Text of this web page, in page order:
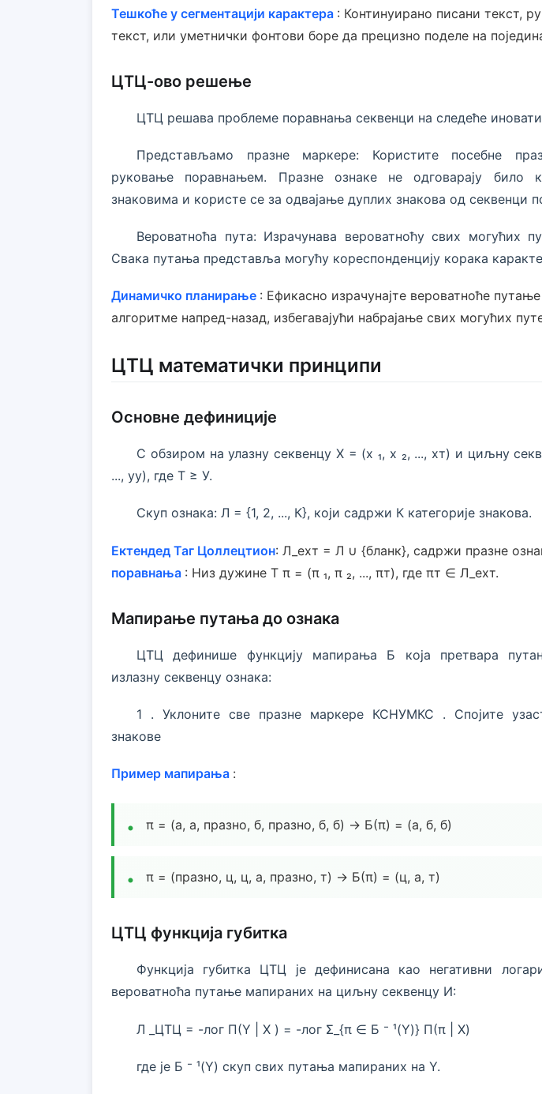
Тешкоће у сегментацији карактера : Континуирано писани текст,
текст, или уметнички фонтови боре да прецизно поделе на
ЦТЦ-ово решење
ЦТЦ решава проблеме поравнања секвенци на следеће
Представљамо празне маркере: Користите посебне
руковање поравнањем. Празне ознаке не одговарају било
знаковима и користе се за одвајање дуплих знакова од секвенци
Вероватноћа пута: Израчунава вероватноћу свих могућих
Свака путања представља могућу кореспонденцију корака
Динамичко планирање : Ефикасно израчунајте вероватноће
алгоритме напред-назад, избегавајући набрајање свих могућих
ЦТЦ математички принципи
Основне дефиниције
С обзиром на улазну секвенцу X = (x ₁, x ₂, ..., xт) и циљну
..., yу), где Т ≥ У.
Скуп ознака: Л = {1, 2, ..., К}, који садржи К категорије знакова.
Ектендед Таг Цоллецтион: Л_еxт = Л ∪ {бланк}, садржи празне
поравнања : Низ дужине Т π = (π ₁, π ₂, ..., πт), где πт ∈ Л_еxт.
Мапирање путања до ознака
ЦТЦ дефинише функцију мапирања Б која претвара
излазну секвенцу ознака:
1 . Уклоните све празне маркере КСНУМКС . Спојите
знакове
Пример мапирања :
π = (а, а, празно, б, празно, б, б) → Б(π) = (а, б, б)
π = (празно, ц, ц, а, празно, т) → Б(π) = (ц, а, т)
ЦТЦ функција губитка
Функција губитка ЦТЦ је дефинисана као негативни
вероватноћа путање мапираних на циљну секвенцу И:
Л _ЦТЦ = -лог П(Y | X ) = -лог Σ_{π ∈ Б ⁻ ¹(Y)} П(π | X)
где је Б ⁻ ¹(Y) скуп свих путања мапираних на Y.